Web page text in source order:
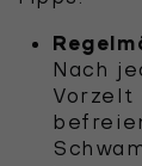
Nach
Vorzelt